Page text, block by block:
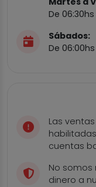
De 06:30hs
Sábados:
De
Las
cuentas
No somos
dinero a